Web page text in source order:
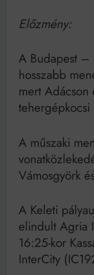
Bitumenes
Előzmény:
A Budapest –
hosszabb
mert Adácson
tehergépkocsi
A műszaki
Vámosgyörk
A Keleti
elindult Agria
16:25-kor
InterCity